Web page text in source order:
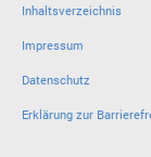
Inhaltsverzeichnis
Impressum
Datenschutz
Erklärung zur